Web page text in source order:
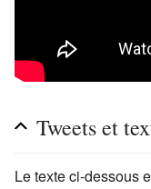
Tweets et
Le texte ci-dessous